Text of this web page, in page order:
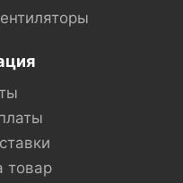
товар